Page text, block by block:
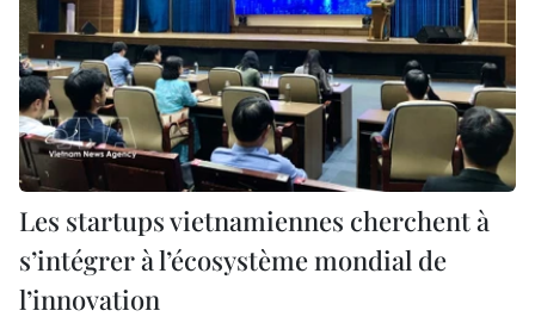
Les startups vietnamiennes cherchent à
s’intégrer à l’écosystème mondial de
l’innovation